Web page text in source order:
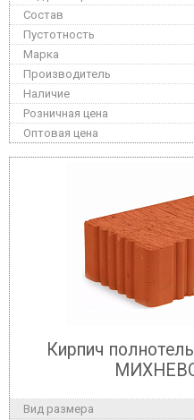
Кирпич